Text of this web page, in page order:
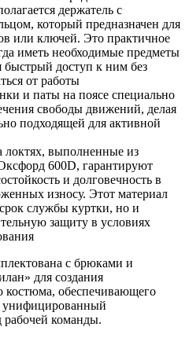
держатель с
который предназначен для
или ключей. Это практичное
иметь необходимые предметы
быстрый доступ к ним без
от работы
и паты на поясе специально
свободы движений, делая
подходящей для активной
локтях, выполненные из
600D, гарантируют
и долговечность в
износу. Этот материал
службы куртки, но и
защиту в условиях
с брюками и
для создания
костюма, обеспечивающего
унифицированный
команды.